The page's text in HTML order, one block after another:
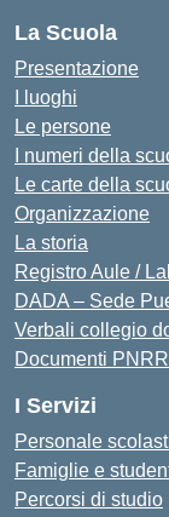
La Scuola
Presentazione
I luoghi
Le persone
I numeri della
Le carte della
Organizzazione
La storia
Registro Aule /
DADA – Sede
Verbali collegio
Documenti PNRR
I Servizi
Personale
Famiglie e
Percorsi di studio